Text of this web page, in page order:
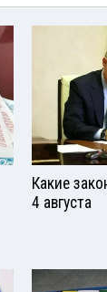
Какие
4 августа